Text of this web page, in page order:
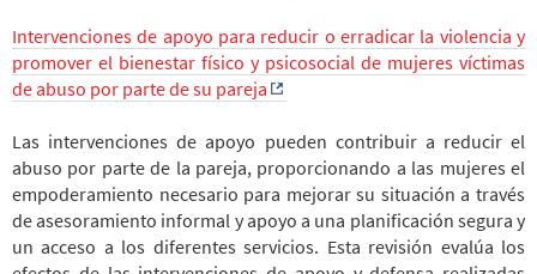
Intervenciones de apoyo para reducir o erradicar la violencia y
promover el bienestar físico y psicosocial de mujeres víctimas
de abuso por parte de su pareja
Las intervenciones de apoyo pueden contribuir a reducir el
abuso por parte de la pareja, proporcionando a las mujeres el
empoderamiento necesario para mejorar su situación a través
de asesoramiento informal y apoyo a una planificación segura y
un acceso a los diferentes servicios. Esta revisión evalúa los